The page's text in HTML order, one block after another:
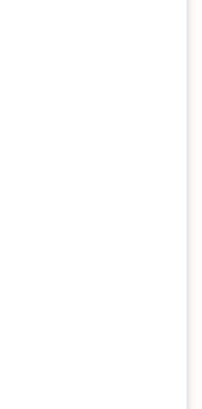
a 5 €. Objetos
tablas de surf,
de 15 € por